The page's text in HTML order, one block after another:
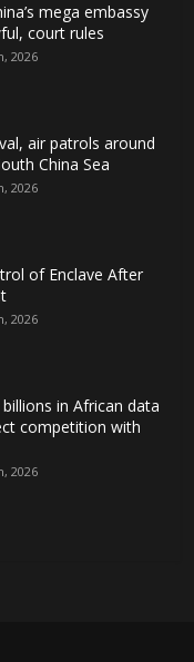
mega embassy
court rules
2026
air patrols around
China Sea
2026
of Enclave After
2026
in African data
competition with
2026
and North Korea